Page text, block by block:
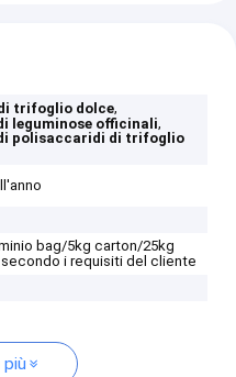
trifoglio dolce,
leguminose officinali,
polisaccaridi di trifoglio
bag/5kg carton/25kg
i requisiti del cliente
più